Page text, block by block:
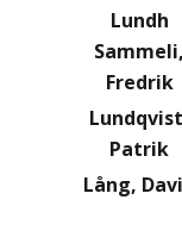
Lundh
Sammeli,
Fredrik
Patrik
Lång,